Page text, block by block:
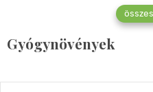
Gyógynövények
Mindent a
2023.12.21.